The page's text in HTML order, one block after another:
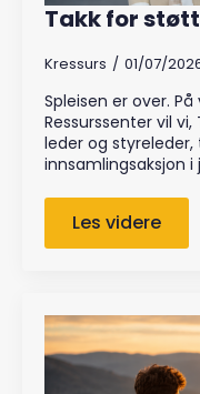
Takk for
Kressurs 01/07/
Spleisen er over.
Ressurssenter vil
leder og
innsamlingsaksjon i
Les videre